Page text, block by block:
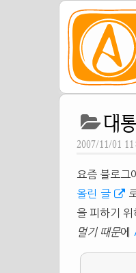
대
2007/11/01
요즘 블로그
올린 글
을 피하기 위
멀기 때문에